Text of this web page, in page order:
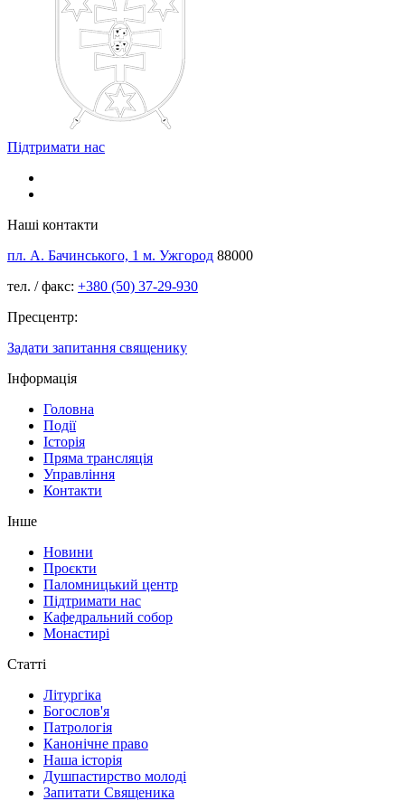
Підтримати нас
Наші контакти
пл. А. Бачинського, 1 м. Ужгород 88000
тел. / факс: +380 (50) 37-29-930
Пресцентр:
Задати запитання священику
Інформація
Головна
Події
Історія
Пряма трансляція
Управління
Контакти
Інше
Новини
Проєкти
Паломницький центр
Підтримати нас
Кафедральний собор
Монастирі
Статті
Літургіка
Богослов'я
Патрологія
Канонічне право
Наша історія
Душпастирство молоді
Запитати Священика